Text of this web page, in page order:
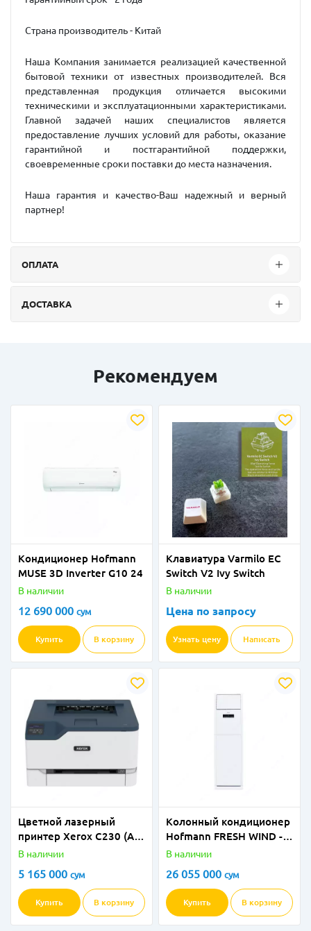
Страна производитель - Китай
Наша Компания занимается реализацией качественной
бытовой техники от известных производителей. Вся
представленная продукция отличается высокими
техническими и эксплуатационными характеристиками.
Главной задачей наших специалистов является
предоставление лучших условий для работы, оказание
гарантийной и постгарантийной поддержки,
своевременные сроки поставки до места назначения.
Наша гарантия и качество-Ваш надежный и верный
партнер!
ОПЛАТА
ДОСТАВКА
Рекомендуем
Кондиционер Hofmann
MUSE 3D Inverter G10 24
В наличии
12 690 000 сум
Купить В корзину
Клавиатура Varmilo EC
Switch V2 Ivy Switch
В наличии
Цена по запросу
Узнать цену Написать
Цветной лазерный
принтер Xerox C230 (A4,
цв., 22ppm, WiFi, duplex,
В наличии
5 165 000 сум
Купить В корзину
Колонный кондиционер
Hofmann FRESH WIND -
48
В наличии
26 055 000 сум
Купить В корзину